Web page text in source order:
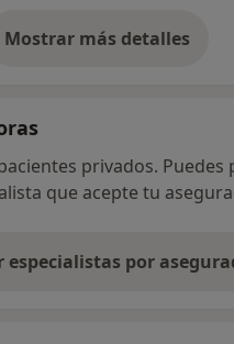
Mostrar más detalles
sobre la
privados.
que acepte tu
especialistas por